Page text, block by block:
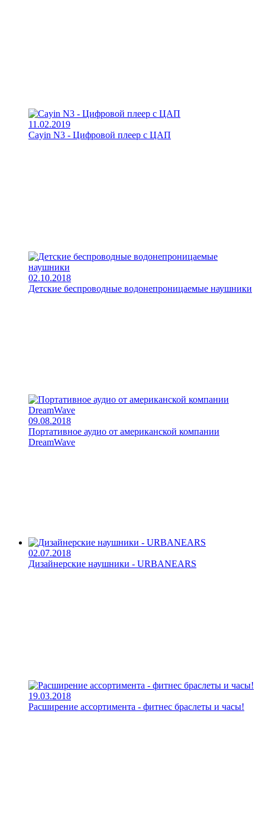
11.02.2019
Cayin N3 - Цифровой плеер с ЦАП
02.10.2018
Детские беспроводные водонепроницаемые наушники
09.08.2018
Портативное аудио от американской компании
DreamWave
02.07.2018
Дизайнерские наушники - URBANEARS
19.03.2018
Расширение ассортимента - фитнес браслеты и часы!